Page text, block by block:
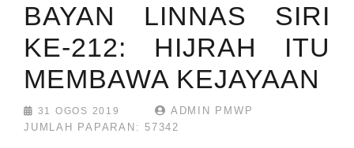
BAYAN LINNAS SIRI
KE-212: HIJRAH ITU
MEMBAWA KEJAYAAN
31 OGOS 2019
ADMIN PMWP
JUMLAH PAPARAN: 57342